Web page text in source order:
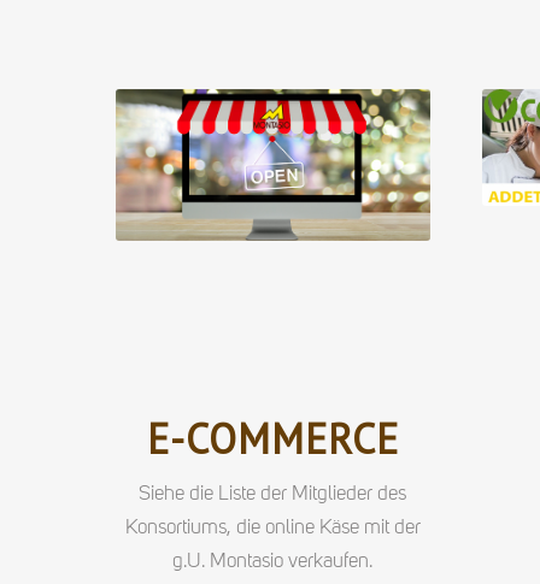
E-COMMERCE
Siehe die Liste der Mitglieder des
Konsortiums, die online Käse mit der
g.U. Montasio verkaufen.